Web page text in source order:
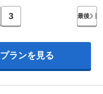
3 最後
プランを見る